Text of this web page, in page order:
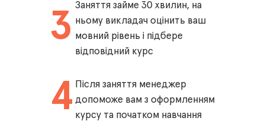
Після заняття менеджер
допоможе вам з оформленням
курсу та початком навчання
4
Заняття займе 30 хвилин, на
ньому викладач оцінить ваш
мовний рівень і підбере
відповідний курс
3